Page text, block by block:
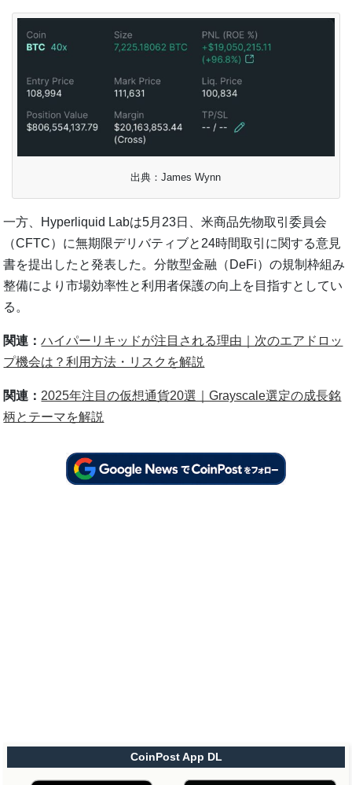
出典：James Wynn
一方、Hyperliquid Labは5月23日、米商品先物取引委員会
（CFTC）に無期限デリバティブと24時間取引に関する意見
書を提出したと発表した。分散型金融（DeFi）の規制枠組み
整備により市場効率性と利用者保護の向上を目指すとしてい
る。
関連：ハイパーリキッドが注目される理由｜次のエアドロッ
プ機会は？利用方法・リスクを解説
関連： 2025年注目の仮想通貨20選｜Grayscale選定の成長銘
柄とテーマを解説
CoinPost App DL